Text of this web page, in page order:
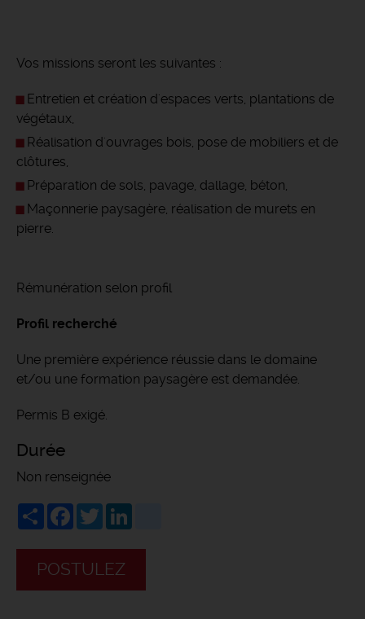
Vos missions seront les suivantes :
Entretien et création d'espaces verts, plantations de
végétaux,
Réalisation d'ouvrages bois, pose de mobiliers et de
clôtures,
Préparation de sols, pavage, dallage, béton,
Maçonnerie paysagère, réalisation de murets en
pierre.
Rémunération selon profil
Profil recherché
Une première expérience réussie dans le domaine
et/ou une formation paysagère est demandée.
Permis B exigé.
Durée
Non renseignée
ShareFacebook
Twitter
POSTULEZ